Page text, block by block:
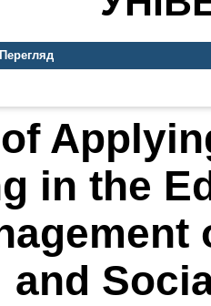
Перегляд
in the
and